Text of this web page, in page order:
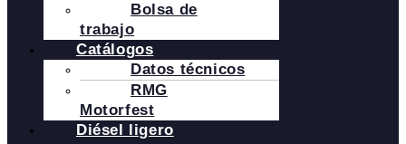
Bolsa de
trabajo
Catálogos
Datos técnicos
RMG
Motorfest
Diésel ligero